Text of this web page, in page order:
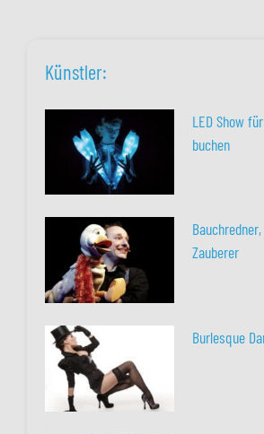
Künstler:
LED Show
buchen
Zauberer
Burlesque